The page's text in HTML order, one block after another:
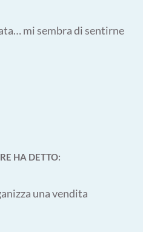
mi sembra di sentirne
HA DETTO:
una vendita